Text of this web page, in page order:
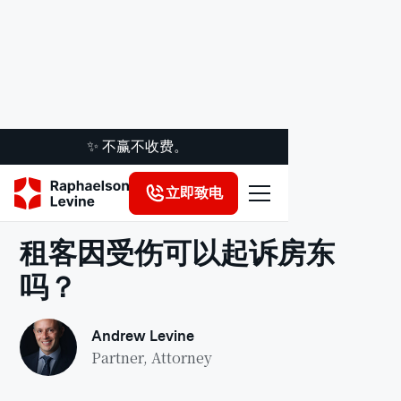
✨ 不赢不收费。
立即致电
法律洞察
租客因受伤可以起诉房东
吗？
Andrew Levine
Partner, Attorney